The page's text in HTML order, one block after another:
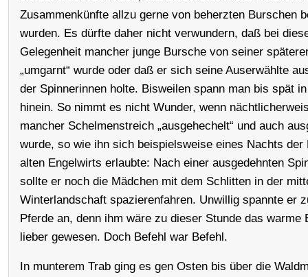
Zusammenkünfte allzu gerne von beherzten Burschen
wurden. Es dürfte daher nicht verwundern, daß bei
Gelegenheit mancher junge Bursche von seiner
„umgarnt“ wurde oder daß er sich seine Auserwählte
der Spinnerinnen holte. Bisweilen spann man bis spät
hinein. So nimmt es nicht Wunder, wenn
mancher Schelmenstreich „ausgehechelt“ und auch
wurde, so wie ihn sich beispielsweise eines Nachts der
alten Engelwirts erlaubte: Nach einer ausgedehnten
sollte er noch die Mädchen mit dem Schlitten in der
Winterlandschaft spazierenfahren. Unwillig spannte er
Pferde an, denn ihm wäre zu dieser Stunde das warme
lieber gewesen. Doch Befehl war Befehl.
In munterem Trab ging es gen Osten bis über die